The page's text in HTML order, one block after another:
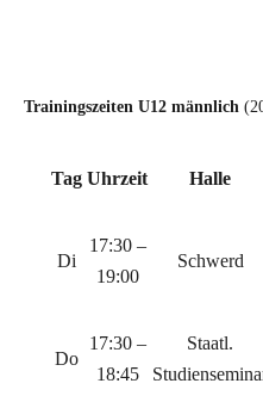
Trainingszeiten U12 männlich
Tag Uhrzeit Halle
Di
17:30 –
19:00
Schwerd
Do
17:30 –
18:45
Staatl.